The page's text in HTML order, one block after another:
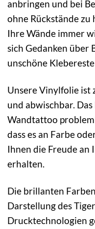
anbringen und bei
ohne Rückstände zu
Ihre Wände immer
sich Gedanken über
unschöne
Unsere Vinylfolie ist
und abwischbar.
Wandtattoo
dass es an Farbe
Ihnen die Freude an
erhalten.
Die brillanten
Darstellung des
Drucktechnologien